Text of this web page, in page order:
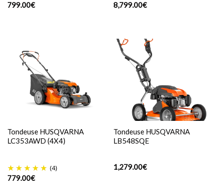
799.00€ 8,799.00€
Tondeuse HUSQVARNA
LC353AWD (4X4)
(4)
779.00€
Tondeuse HUSQVARNA
LB548SQE
1,279.00€